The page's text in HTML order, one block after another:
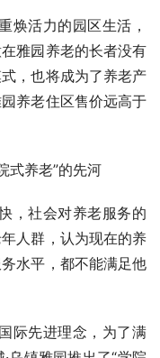
park的商业模
运营团队负责医院运
活力的园区生活，
，也将成为了养老产
养老住区售价远高于
式养老”的先河
人群，认为现在的养